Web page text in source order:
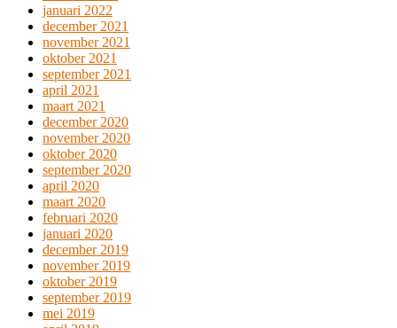
januari 2022
december 2021
november 2021
oktober 2021
september 2021
april 2021
maart 2021
december 2020
november 2020
oktober 2020
september 2020
april 2020
maart 2020
februari 2020
januari 2020
december 2019
november 2019
oktober 2019
september 2019
mei 2019